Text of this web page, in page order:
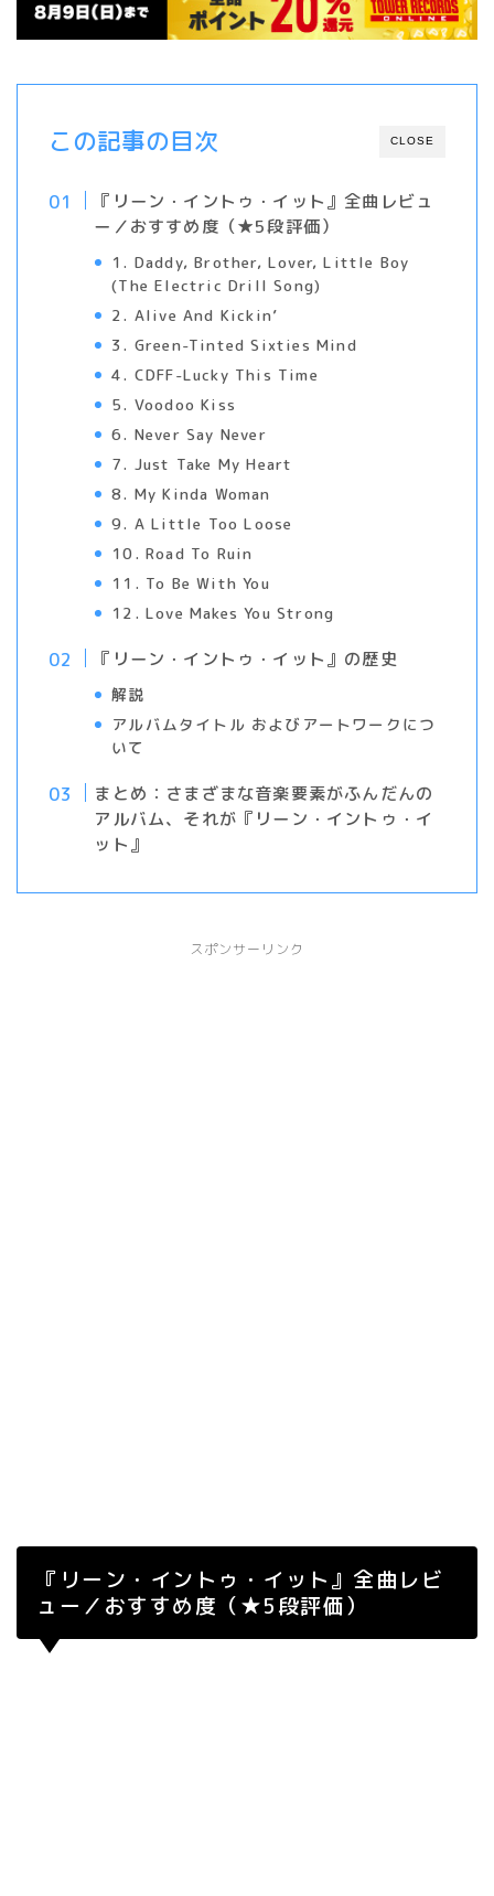
CLOSE
この記事の目次
『リーン・イントゥ・イット』全曲レビュ
ー／おすすめ度（★5段評価）
1. Daddy, Brother, Lover, Little Boy
(The Electric Drill Song)
2. Alive And Kickin’
3. Green-Tinted Sixties Mind
4. CDFF-Lucky This Time
5. Voodoo Kiss
6. Never Say Never
7. Just Take My Heart
8. My Kinda Woman
9. A Little Too Loose
10. Road To Ruin
11. To Be With You
12. Love Makes You Strong
『リーン・イントゥ・イット』の歴史
解説
アルバムタイトル およびアートワークにつ
いて
まとめ：さまざまな音楽要素がふんだんの
アルバム、それが『リーン・イントゥ・イ
ット』
スポンサーリンク
『リーン・イントゥ・イット』全曲レビ
ュー／おすすめ度（★5段評価）